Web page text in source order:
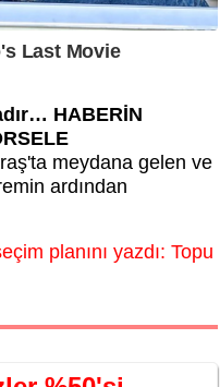
HABERİN
meydana gelen ve
ardından
planını yazdı: Topu